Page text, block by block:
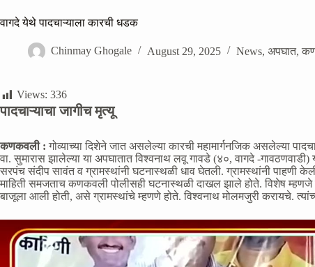
वागदे येथे पादचाऱ्याला कारची धडक
Chinmay Ghogale August 29, 2025 News, अपघात,
Views: 336
पादचाऱ्याचा जागीच मृत्यू
कणकवली : गोव्याच्या दिशेने जात असलेल्या कारची महामार्गनजिक असलेल्या
वा. सुमारास झालेल्या या अपघातात विश्वनाथ लवू गावडे (४०, वागदे -गावठणवाडी)
सरपंच संदीप सावंत व ग्रामस्थांनी घटनास्थळी धाव घेतली. ग्रामस्थांनी पाहणी
माहिती समजताच कणकवली पोलीसही घटनास्थळी दाखल झाले होते. विशेष म्हणजे
बाजूला आली होती, असे ग्रामस्थांचे म्हणणे होते. विश्वनाथ मोलमजुरी करायचे.